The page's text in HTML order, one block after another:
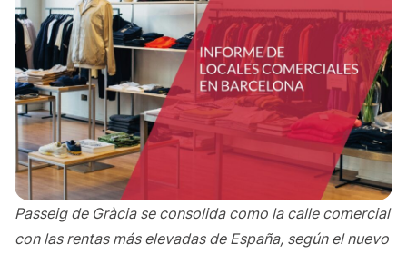
Passeig de Gràcia se consolida como la calle comercial
con las rentas más elevadas de España, según el nuevo